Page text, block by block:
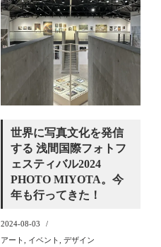
世界に写真文化を発信
する 浅間国際フォトフ
ェスティバル2024
PHOTO MIYOTA。今
年も行ってきた！
2024-08-03
アート
イベント デザイン